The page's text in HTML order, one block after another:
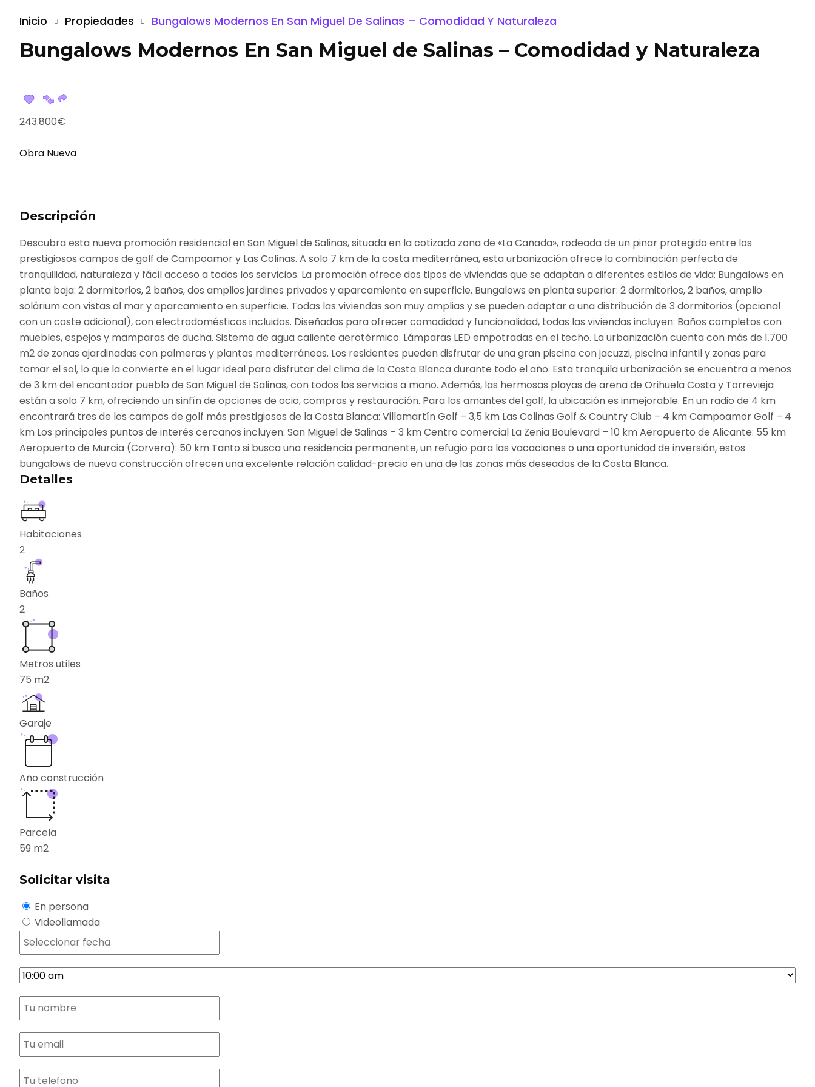
Inicio Propiedades Bungalows Modernos En San Miguel De Salinas – Comodidad Y Naturaleza
Bungalows Modernos En San Miguel de Salinas – Comodidad y Naturaleza
243.800€
Obra Nueva
Descripción
Descubra esta nueva promoción residencial en San Miguel de Salinas, situada en la cotizada zona de «La Cañada», rodeada de un pinar protegido entre los
prestigiosos campos de golf de Campoamor y Las Colinas. A solo 7 km de la costa mediterránea, esta urbanización ofrece la combinación perfecta de
tranquilidad, naturaleza y fácil acceso a todos los servicios. La promoción ofrece dos tipos de viviendas que se adaptan a diferentes estilos de vida: Bungalows en
planta baja: 2 dormitorios, 2 baños, dos amplios jardines privados y aparcamiento en superficie. Bungalows en planta superior: 2 dormitorios, 2 baños, amplio
solárium con vistas al mar y aparcamiento en superficie. Todas las viviendas son muy amplias y se pueden adaptar a una distribución de 3 dormitorios (opcional
con un coste adicional), con electrodomésticos incluidos. Diseñadas para ofrecer comodidad y funcionalidad, todas las viviendas incluyen: Baños completos con
muebles, espejos y mamparas de ducha. Sistema de agua caliente aerotérmico. Lámparas LED empotradas en el techo. La urbanización cuenta con más de 1.700
m2 de zonas ajardinadas con palmeras y plantas mediterráneas. Los residentes pueden disfrutar de una gran piscina con jacuzzi, piscina infantil y zonas para
tomar el sol, lo que la convierte en el lugar ideal para disfrutar del clima de la Costa Blanca durante todo el año. Esta tranquila urbanización se encuentra a menos
de 3 km del encantador pueblo de San Miguel de Salinas, con todos los servicios a mano. Además, las hermosas playas de arena de Orihuela Costa y Torrevieja
están a solo 7 km, ofreciendo un sinfín de opciones de ocio, compras y restauración. Para los amantes del golf, la ubicación es inmejorable. En un radio de 4 km
encontrará tres de los campos de golf más prestigiosos de la Costa Blanca: Villamartín Golf – 3,5 km Las Colinas Golf & Country Club – 4 km Campoamor Golf – 4
km Los principales puntos de interés cercanos incluyen: San Miguel de Salinas – 3 km Centro comercial La Zenia Boulevard – 10 km Aeropuerto de Alicante: 55 km
Aeropuerto de Murcia (Corvera): 50 km Tanto si busca una residencia permanente, un refugio para las vacaciones o una oportunidad de inversión, estos
bungalows de nueva construcción ofrecen una excelente relación calidad-precio en una de las zonas más deseadas de la Costa Blanca.
Detalles
Habitaciones
2
Baños
2
Metros utiles
75 m2
Garaje
Año construcción
Parcela
59 m2
Solicitar visita
En persona
Videollamada